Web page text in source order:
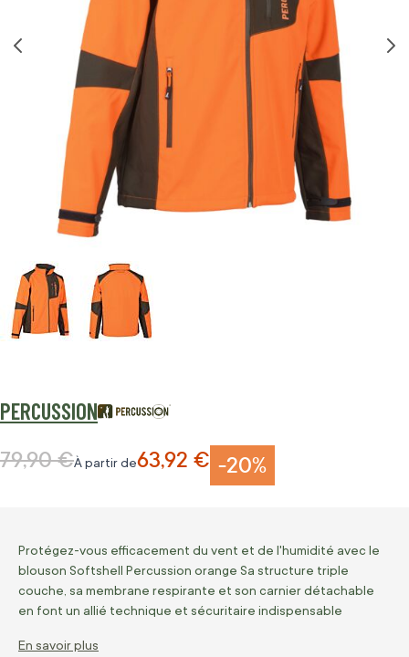
PERCUSSION
-20%
À partir de63,92 €
Prix normal
79,90 €
Protégez-vous efficacement du vent et de l'humidité avec le
blouson Softshell Percussion orange Sa structure triple
couche, sa membrane respirante et son carnier détachable
en font un allié technique et sécuritaire indispensable
En savoir plus